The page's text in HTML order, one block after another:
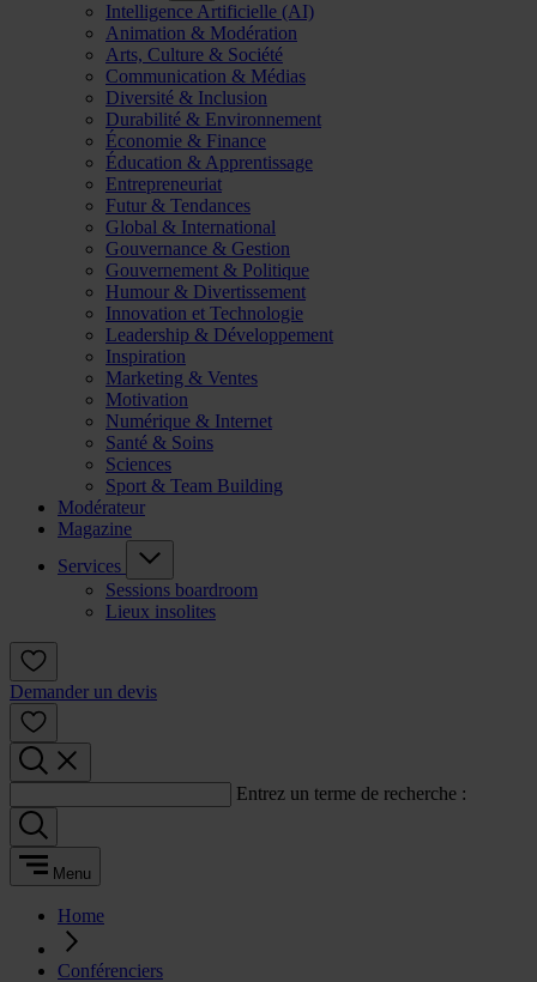
Intelligence Artificielle (AI)
Animation & Modération
Arts, Culture & Société
Communication & Médias
Diversité & Inclusion
Durabilité & Environnement
Économie & Finance
Éducation & Apprentissage
Entrepreneuriat
Futur & Tendances
Global & International
Gouvernance & Gestion
Gouvernement & Politique
Humour & Divertissement
Innovation et Technologie
Leadership & Développement
Inspiration
Marketing & Ventes
Motivation
Numérique & Internet
Santé & Soins
Sciences
Sport & Team Building
Modérateur
Magazine
Services
Sessions boardroom
Lieux insolites
Demander un devis
Entrez un terme de recherche :
Menu
Home
Conférenciers